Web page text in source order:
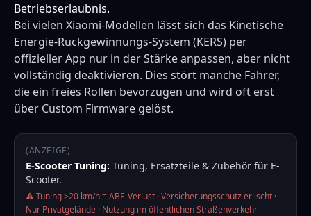
Betriebserlaubnis.
Bei vielen Xiaomi-Modellen lässt sich das Kinetische
Energie-Rückgewinnungs-System (KERS) per
offizieller App nur in der Stärke anpassen, aber nicht
vollständig deaktivieren. Dies stört manche Fahrer,
die ein freies Rollen bevorzugen und wird oft erst
über Custom Firmware gelöst.
(ANZEIGE)
E-Scooter Tuning: Tuning, Ersatzteile & Zubehör für E-
Scooter.
⚠️ Tuning >20 km/h = ABE-Verlust · Versicherungsschutz erlischt ·
Nur Privatgelände · Nutzung im öffentlichen Straßenverkehr